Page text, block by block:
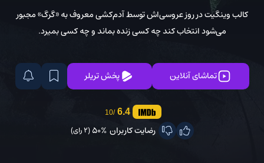
کالب وینگیت در روز عروسی‌اش توسط آدم‌کشی معروف به «گرگ» مجبور
می‌شود انتخاب کند چه کسی زنده بماند و چه کسی بمیرد.
تماشای آنلاین پخش تریلر
6.4
/10
رضایت کاربران 50% (2 رای)